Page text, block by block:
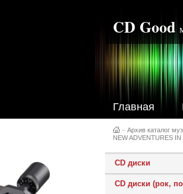
CD Good
Главная
– Архив каталог
NEW ADVENTURES
CD диски
CD диски (рок,